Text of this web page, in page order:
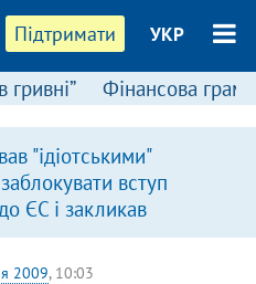
Підтримати УКР
гривні” Фінансова
"ідіотськими"
вступ
ЄС і закликав
антиукраїнську
2009, 10:03